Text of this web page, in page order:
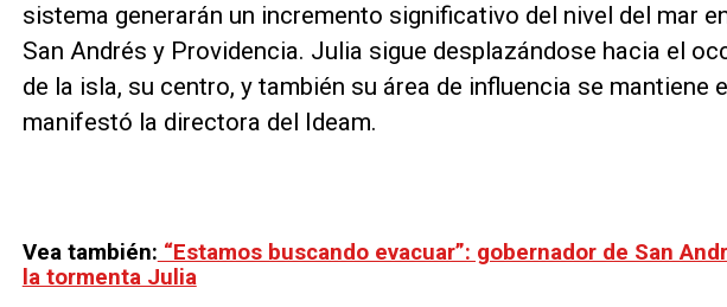
sistema generarán un incremento significativo del nivel del mar
San Andrés y Providencia. Julia sigue desplazándose hacia el
de la isla, su centro, y también su área de influencia se mantiene
manifestó la directora del Ideam.
Vea también: “Estamos buscando evacuar”: gobernador de San
la tormenta Julia